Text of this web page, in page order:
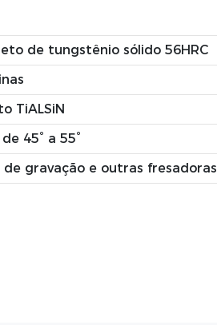
de tungstênio sólido 56HRC
TiALSiN
45° a 55°
gravação e outras fresadoras